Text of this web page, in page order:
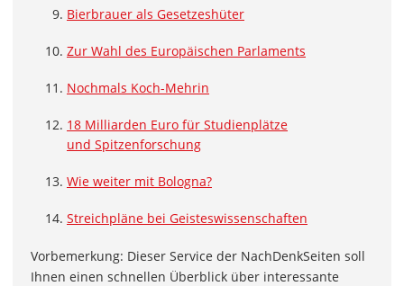
Bierbrauer als Gesetzeshüter
Zur Wahl des Europäischen Parlaments
Nochmals Koch-Mehrin
18 Milliarden Euro für Studienplätze
und Spitzenforschung
Wie weiter mit Bologna?
Streichpläne bei Geisteswissenschaften
Vorbemerkung: Dieser Service der NachDenkSeiten soll
Ihnen einen schnellen Überblick über interessante